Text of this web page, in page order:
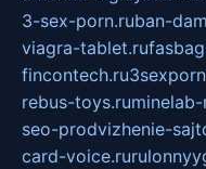
3-sex-porn.ruban-
viagra-tablet.ru
fincontech.ru
rebus-toys.ru
seo-prodvizhenie-
card-voice.ru